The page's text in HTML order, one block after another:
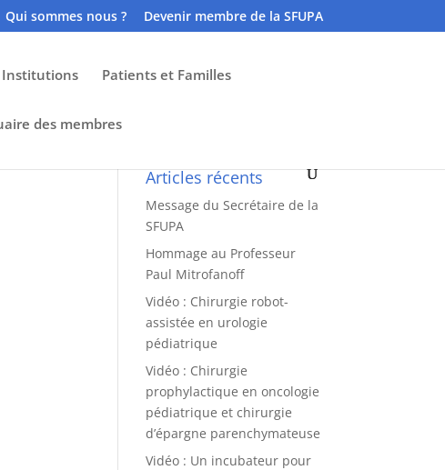
Qui sommes nous ? Devenir membre de la SFUPA
Institutions Patients et Familles
des membres
Articles récents
Message du Secrétaire de la
SFUPA
Hommage au Professeur
Paul Mitrofanoff
Vidéo : Chirurgie robot-
assistée en urologie
pédiatrique
Vidéo : Chirurgie
prophylactique en oncologie
pédiatrique et chirurgie
d’épargne parenchymateuse
Vidéo : Un incubateur pour